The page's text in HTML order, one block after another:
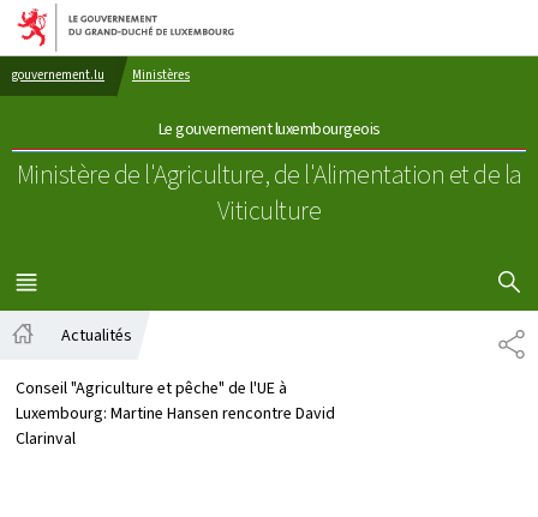
Aller au menu principal
Aller au contenu
gouvernement.lu Ministères
Le gouvernement luxembourgeois
Ministère de l'Agriculture, de l'Alimentation et de la
Viticulture
MENU
PRINCIPAL
Actualités
Conseil "Agriculture et pêche" de l'UE à
Luxembourg: Martine Hansen rencontre David
Clarinval